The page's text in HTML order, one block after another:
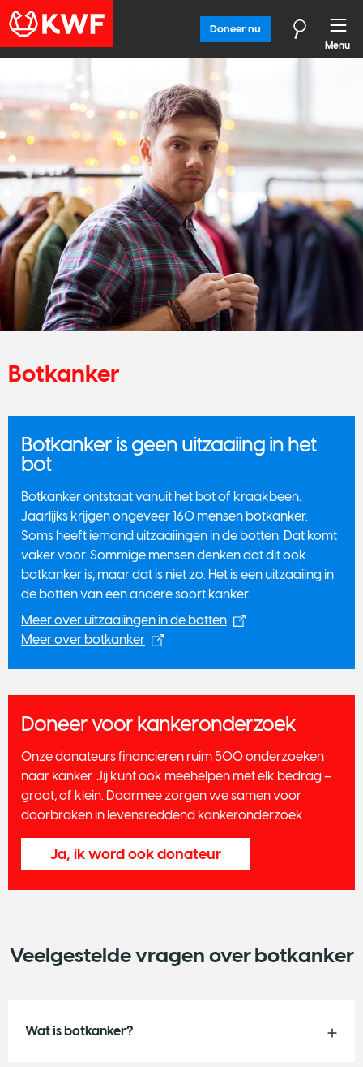
Doneer nu
Menu
Botkanker
Botkanker is geen uitzaaiing in het
bot
Botkanker ontstaat vanuit het bot of kraakbeen.
Jaarlijks krijgen ongeveer 160 mensen botkanker.
Soms heeft iemand uitzaaiingen in de botten. Dat komt
vaker voor. Sommige mensen denken dat dit ook
botkanker is, maar dat is niet zo. Het is een uitzaaiing in
de botten van een andere soort kanker.
Meer over uitzaaiingen in de botten
Meer over botkanker
Doneer voor kankeronderzoek
Onze donateurs financieren ruim 500 onderzoeken
naar kanker. Jij kunt ook meehelpen met elk bedrag –
groot, of klein. Daarmee zorgen we samen voor
doorbraken in levensreddend kankeronderzoek.
Ja, ik word ook donateur
Veelgestelde vragen over botkanker
Wat is botkanker?